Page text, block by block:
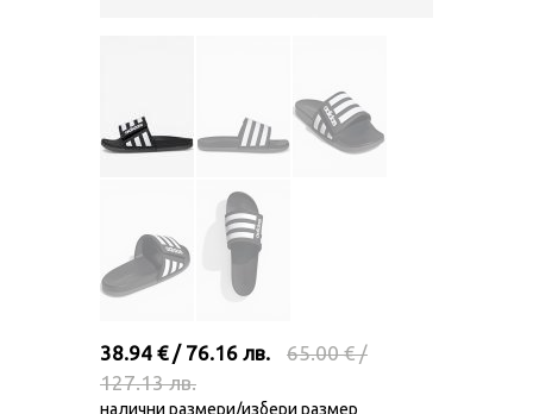
38.94 € / 76.16 лв.
65.00 € /
127.13 лв.
налични размери/избери размер